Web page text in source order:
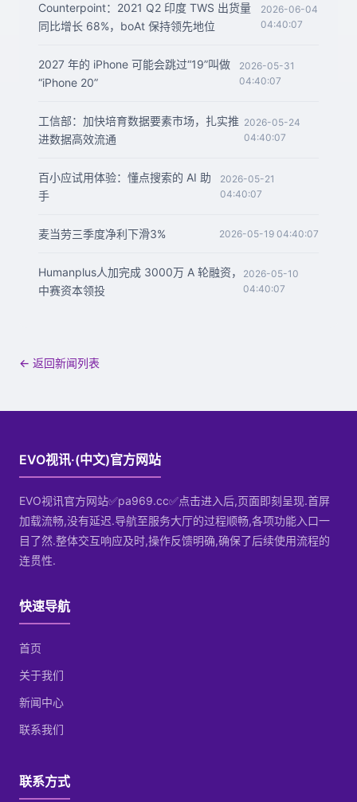
Counterpoint：2021 Q2 印度 TWS 出货量
同比增长 68%，boAt 保持领先地位
2026-06-04
04:40:07
2027 年的 iPhone 可能会跳过“19”叫做
“iPhone 20”
2026-05-31
04:40:07
工信部：加快培育数据要素市场，扎实推
进数据高效流通
2026-05-24
04:40:07
百小应试用体验：懂点搜索的 AI 助
手
2026-05-21
04:40:07
麦当劳三季度净利下滑3% 2026-05-19 04:40:07
Humanplus人加完成 3000万 A 轮融资，
中赛资本领投
2026-05-10
04:40:07
← 返回新闻列表
EVO视讯·(中文)官方网站
EVO视讯官方网站✅pa969.cc✅点击进入后,页面即刻呈现.首屏
加载流畅,没有延迟.导航至服务大厅的过程顺畅,各项功能入口一
目了然.整体交互响应及时,操作反馈明确,确保了后续使用流程的
连贯性.
快速导航
首页
关于我们
新闻中心
联系我们
联系方式